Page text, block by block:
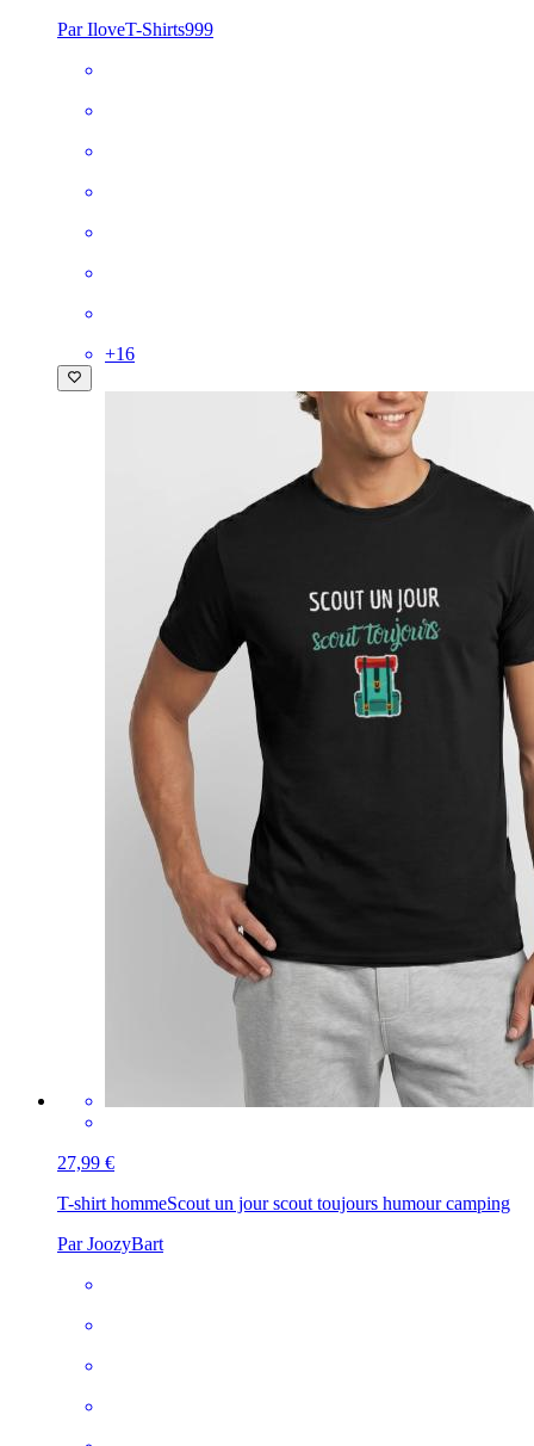
Par IloveT-Shirts999
+16
27,99 €
T-shirt hommeScout un jour scout toujours humour camping
Par JoozyBart